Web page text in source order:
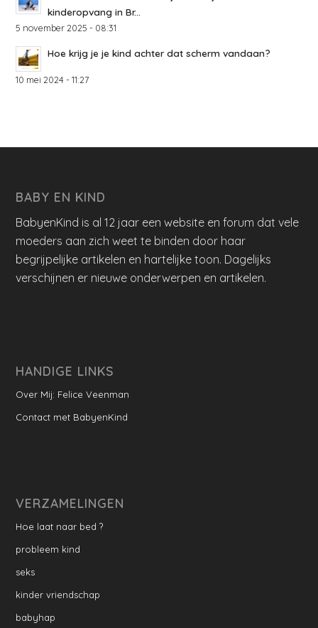
kinderopvang in Br...
5 november 2025 - 08:31
Hoe krijg je je kind achter dat scherm vandaan?
10 mei 2024 - 11:27
BABY EN KIND
BabyenKind is al 12 jaar een website en forum dat vele
moeders aan zich weet te binden door haar
begrijpelijke artikelen en hartelijke toon. Dagelijks
verschijnen er nieuwe onderwerpen en artikelen.
HANDIGE LINKS
Over Mij: Felice Veenman
Contact met BabyenKind
VERZAMELINGEN
Hoe laat naar bed ?
probleem kind
seks
kinder vriendschap
babyhap